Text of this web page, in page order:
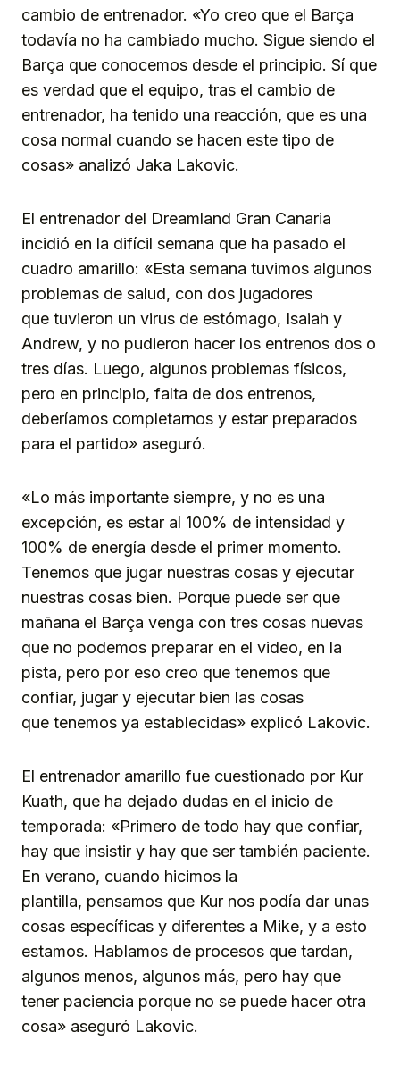
cambio de entrenador. «Yo creo que el Barça
todavía no ha cambiado mucho. Sigue siendo el
Barça que conocemos desde el principio. Sí que
es verdad que el equipo, tras el cambio de
entrenador, ha tenido una reacción, que es una
cosa normal cuando se hacen este tipo de
cosas» analizó Jaka Lakovic.
El entrenador del Dreamland Gran Canaria
incidió en la difícil semana que ha pasado el
cuadro amarillo: «Esta semana tuvimos algunos
problemas de salud, con dos jugadores
que tuvieron un virus de estómago, Isaiah y
Andrew, y no pudieron hacer los entrenos dos o
tres días. Luego, algunos problemas físicos,
pero en principio, falta de dos entrenos,
deberíamos completarnos y estar preparados
para el partido» aseguró.
«Lo más importante siempre, y no es una
excepción, es estar al 100% de intensidad y
100% de energía desde el primer momento.
Tenemos que jugar nuestras cosas y ejecutar
nuestras cosas bien. Porque puede ser que
mañana el Barça venga con tres cosas nuevas
que no podemos preparar en el video, en la
pista, pero por eso creo que tenemos que
confiar, jugar y ejecutar bien las cosas
que tenemos ya establecidas» explicó Lakovic.
El entrenador amarillo fue cuestionado por Kur
Kuath, que ha dejado dudas en el inicio de
temporada: «Primero de todo hay que confiar,
hay que insistir y hay que ser también paciente.
En verano, cuando hicimos la
plantilla, pensamos que Kur nos podía dar unas
cosas específicas y diferentes a Mike, y a esto
estamos. Hablamos de procesos que tardan,
algunos menos, algunos más, pero hay que
tener paciencia porque no se puede hacer otra
cosa» aseguró Lakovic.